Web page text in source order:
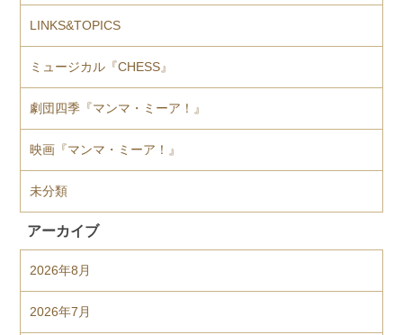
LINKS&TOPICS
ミュージカル『CHESS』
劇団四季『マンマ・ミーア！』
映画『マンマ・ミーア！』
未分類
アーカイブ
2026年8月
2026年7月